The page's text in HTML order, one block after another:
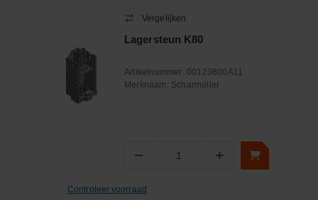
Vergelijken
Lagersteun K80
Artikelnummer: 00123800A11
Merknaam: Scharmüller
− Aantal +
Controleer voorraad